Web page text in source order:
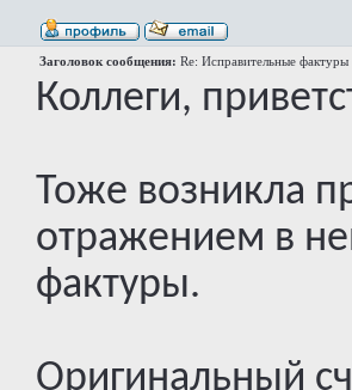
Заголовок сообщения: Re: Исправительные фактуры
Коллеги,
Тоже возникла
отражением в
фактуры.
Оригинальный